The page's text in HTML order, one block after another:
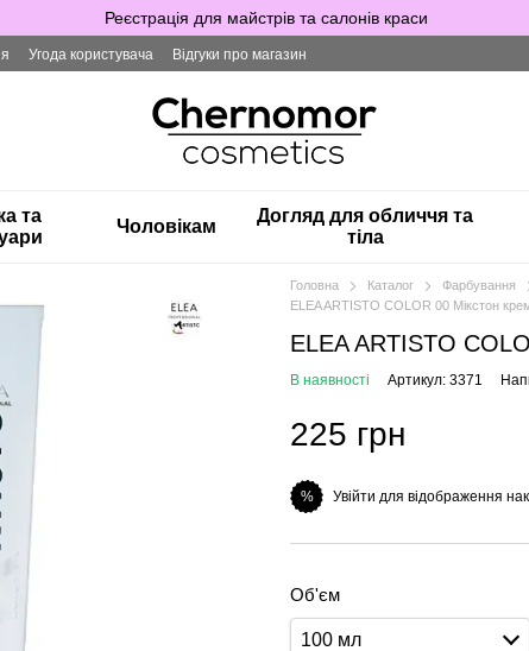
Реєстрація для майстрів та салонів краси
Угода користувача Відгуки про магазин
та
Чоловікам
Догляд для обличчя та
тіла
Головна Каталог Фарбування
ELEA ARTISTO COLOR 00 Мікстон
ELEA ARTISTO
В наявності Артикул: 3371
225 грн
% Увійти для відображення
Об'єм
100 мл